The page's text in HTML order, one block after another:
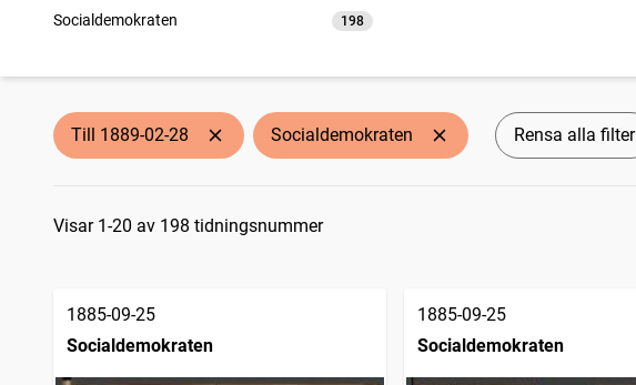
Socialdemokraten 198
träffar
Till 1889-02-28 Socialdemokraten Rensa alla filter
Sökresultat
Visar 1-20 av 198 tidningsnummer
1885-09-25
Socialdemokraten
1885-09-25
Socialdemokraten